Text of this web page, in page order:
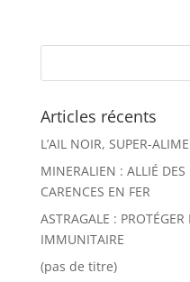
Articles récents
L’AIL NOIR, SUPER-
MINERALIEN : ALLIÉ DES
CARENCES EN FER
ASTRAGALE :
IMMUNITAIRE
(pas de titre)